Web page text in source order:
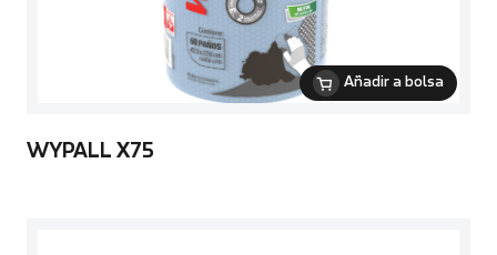
Añadir a bolsa
WYPALL X75